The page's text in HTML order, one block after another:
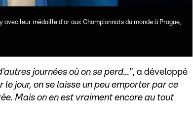
avec leur médaille d'or aux Championnats du monde à Prague,
journées où on se perd...", a développé
le jour, on se laisse un peu emporter par ce
Mais on en est vraiment encore au tout